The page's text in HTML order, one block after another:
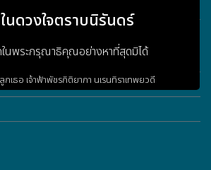
นดวงใจตราบนิรันดร์
นพระกรุณาธิคุณอย่างหาที่สุดมิได้
กเธอ เจ้าฟ้าพัชรกิติยาภา นเรนทิราเทพยวดี
งราชสาริณีสิริพัชรมหาวัชรราชธิดา